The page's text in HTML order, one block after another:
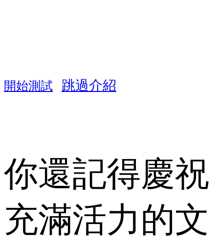
開始測試 跳過介紹
你還記得慶祝
充滿活力的文